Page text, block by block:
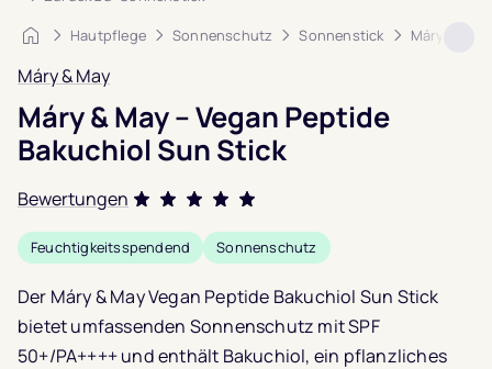
Startseite
Hautpflege Sonnenschutz Sonnenstick Máry &
Máry & May
Máry & May – Vegan Peptide
Bakuchiol Sun Stick
Bewertungen
Bewertet mit
5.0von 5,
basierend auf3
Kundenbewertungen
Feuchtigkeitsspendend Sonnenschutz
Der Máry & May Vegan Peptide Bakuchiol Sun Stick
bietet umfassenden Sonnenschutz mit SPF
50+/PA++++ und enthält Bakuchiol, ein pflanzliches